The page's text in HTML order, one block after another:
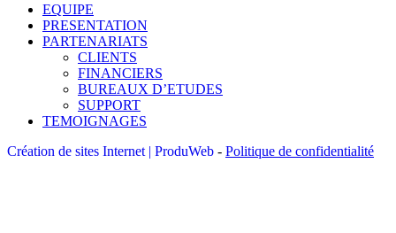
EQUIPE
PRESENTATION
PARTENARIATS
CLIENTS
FINANCIERS
BUREAUX D’ETUDES
SUPPORT
TEMOIGNAGES
Création de sites Internet | ProduWeb - Politique de confidentialité